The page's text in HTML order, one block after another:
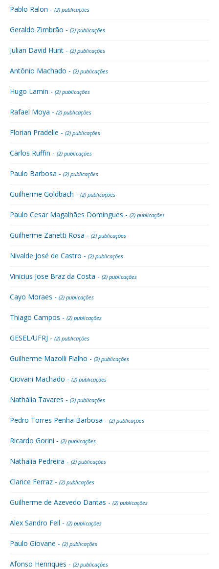
Pablo Ralon - (2) publicações
Geraldo Zimbrão - (2) publicações
Julian David Hunt - (2) publicações
Antônio Machado - (2) publicações
Hugo Lamin - (2) publicações
Rafael Moya - (2) publicações
Florian Pradelle - (2) publicações
Carlos Ruffin - (2) publicações
Paulo Barbosa - (2) publicações
Guilherme Goldbach - (2) publicações
Paulo Cesar Magalhães Domingues - (2) publicações
Guilherme Zanetti Rosa - (2) publicações
Nivalde José de Castro - (2) publicações
Vinicius Jose Braz da Costa - (2) publicações
Cayo Moraes - (2) publicações
Thiago Campos - (2) publicações
GESEL/UFRJ - (2) publicações
Guilherme Mazolli Fialho - (2) publicações
Giovani Machado - (2) publicações
Nathália Tavares - (2) publicações
Pedro Torres Penha Barbosa - (2) publicações
Ricardo Gorini - (2) publicações
Nathalia Pedreira - (2) publicações
Clarice Ferraz - (2) publicações
Guilherme de Azevedo Dantas - (2) publicações
Alex Sandro Feil - (2) publicações
Paulo Giovane - (2) publicações
Afonso Henriques - (2) publicações